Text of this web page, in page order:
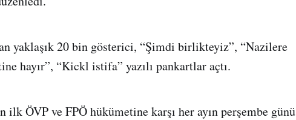
yaklaşık 20 bin gösterici, “Şimdi birlikteyiz”, “Nazilere
hayır”, “Kickl istifa” yazılı pankartlar açtı.
ilk ÖVP ve FPÖ hükümetine karşı her ayın perşembe günü